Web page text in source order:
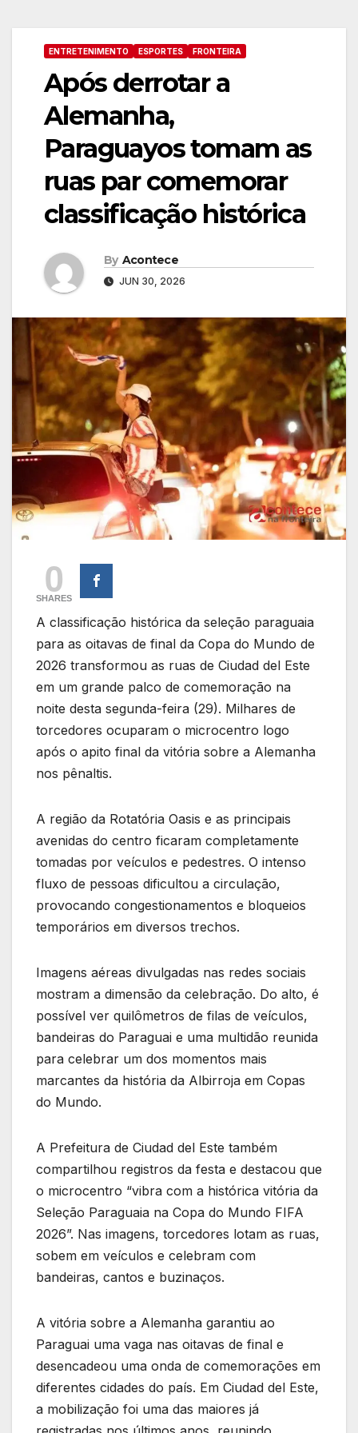
ENTRETENIMENTO ESPORTES FRONTEIRA
Após derrotar a
Alemanha,
Paraguayos tomam as
ruas par comemorar
classificação histórica
By Acontece
JUN 30, 2026
0
SHARES
A classificação histórica da seleção paraguaia
para as oitavas de final da Copa do Mundo de
2026 transformou as ruas de Ciudad del Este
em um grande palco de comemoração na
noite desta segunda-feira (29). Milhares de
torcedores ocuparam o microcentro logo
após o apito final da vitória sobre a Alemanha
nos pênaltis.
A região da Rotatória Oasis e as principais
avenidas do centro ficaram completamente
tomadas por veículos e pedestres. O intenso
fluxo de pessoas dificultou a circulação,
provocando congestionamentos e bloqueios
temporários em diversos trechos.
Imagens aéreas divulgadas nas redes sociais
mostram a dimensão da celebração. Do alto, é
possível ver quilômetros de filas de veículos,
bandeiras do Paraguai e uma multidão reunida
para celebrar um dos momentos mais
marcantes da história da Albirroja em Copas
do Mundo.
A Prefeitura de Ciudad del Este também
compartilhou registros da festa e destacou que
o microcentro “vibra com a histórica vitória da
Seleção Paraguaia na Copa do Mundo FIFA
2026”. Nas imagens, torcedores lotam as ruas,
sobem em veículos e celebram com
bandeiras, cantos e buzinaços.
A vitória sobre a Alemanha garantiu ao
Paraguai uma vaga nas oitavas de final e
desencadeou uma onda de comemorações em
diferentes cidades do país. Em Ciudad del Este,
a mobilização foi uma das maiores já